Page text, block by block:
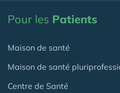
Pour les Patients
Maison de santé
Maison de santé
Centre de Santé